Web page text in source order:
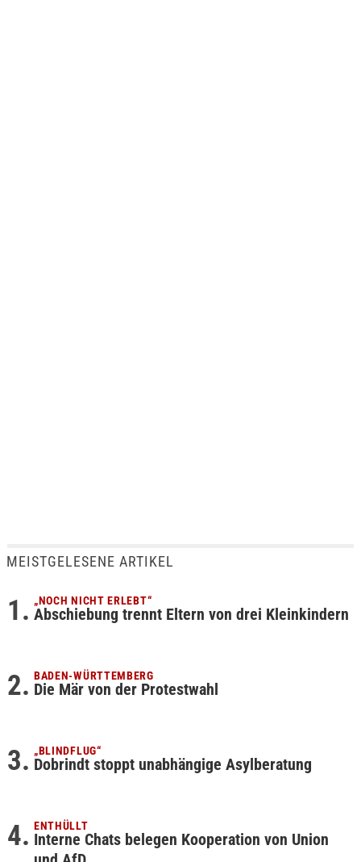
MEISTGELESENE ARTIKEL
„NOCH NICHT ERLEBT“
Abschiebung trennt Eltern von drei Kleinkindern
BADEN-WÜRTTEMBERG
Die Mär von der Protestwahl
„BLINDFLUG“
Dobrindt stoppt unabhängige Asylberatung
ENTHÜLLT
Interne Chats belegen Kooperation von Union